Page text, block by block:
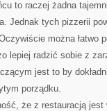
to raczej żadna
Jednak tych pizzerii
można łatwo
lepiej radzić sobie z
jest to by
porządku.
że z restauracją